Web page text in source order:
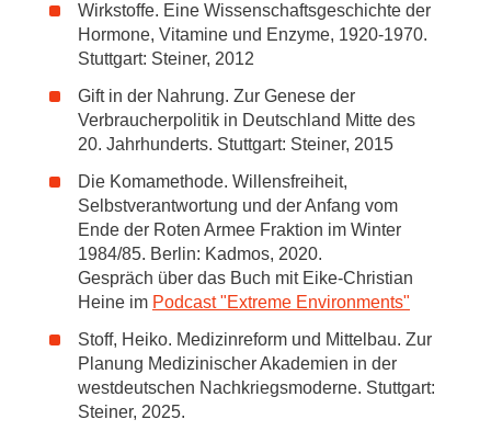
Wirkstoffe. Eine Wissenschaftsgeschichte der
Hormone, Vitamine und Enzyme, 1920-1970.
Stuttgart: Steiner, 2012
Gift in der Nahrung. Zur Genese der
Verbraucherpolitik in Deutschland Mitte des
20. Jahrhunderts. Stuttgart: Steiner, 2015
Die Komamethode. Willensfreiheit,
Selbstverantwortung und der Anfang vom
Ende der Roten Armee Fraktion im Winter
1984/85. Berlin: Kadmos, 2020.
Gespräch über das Buch mit Eike-Christian
Heine im Podcast "Extreme Environments"
Stoff, Heiko. Medizinreform und Mittelbau. Zur
Planung Medizinischer Akademien in der
westdeutschen Nachkriegsmoderne. Stuttgart:
Steiner, 2025.